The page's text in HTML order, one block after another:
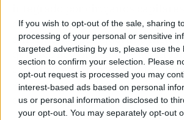
If you wish to opt-out of the sale, sharing
processing of your personal or sensitive
targeted advertising by us, please use the
section to confirm your selection. Please
opt-out request is processed you may
interest-based ads based on personal
us or personal information disclosed to
your opt-out. You may separately opt-out
dermatólogos, tricólogos,
enfermeras, peluqueras e
quienes llevan a cabo el
cada paciente durante todo su
supervisar su adecuada
etapa.